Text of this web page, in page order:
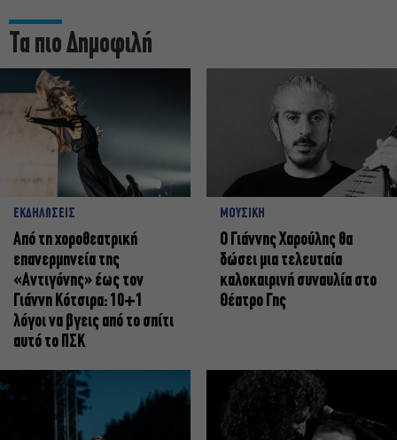
Τα πιο Δημοφιλή
ΕΚΔΗΛΩΣΕΙΣ
Από τη χοροθεατρική
επανερμηνεία της
«Αντιγόνης» έως τον
Γιάννη Κότσιρα: 10+1
λόγοι να βγεις από το σπίτι
αυτό το ΠΣΚ
ΜΟΥΣΙΚΗ
Ο Γιάννης Χαρούλης θα
δώσει μια τελευταία
καλοκαιρινή συναυλία στο
Θέατρο Γης